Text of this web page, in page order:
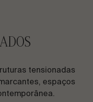
tensionadas
espaços